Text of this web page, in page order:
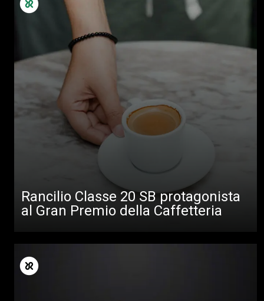
Rancilio Classe 20 SB protagonista
al Gran Premio della Caffetteria